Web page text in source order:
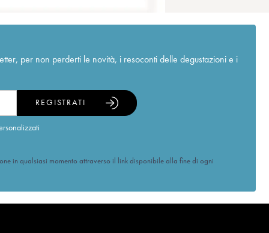
per non perderti le novità, i resoconti delle degustazioni e i
REGISTRATI
in qualsiasi momento attraverso il link disponibile alla fine di ogni